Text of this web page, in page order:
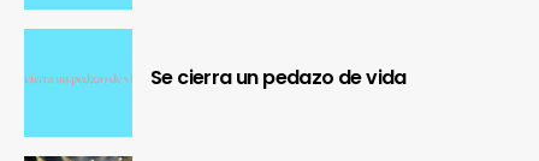
Se cierra un pedazo de vida